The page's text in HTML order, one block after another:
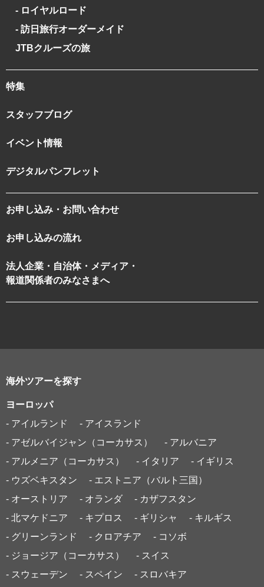
- ロイヤルロード
- 訪日旅行オーダーメイド
JTBクルーズの旅
特集
スタッフブログ
イベント情報
デジタルパンフレット
お申し込み・お問い合わせ
お申し込みの流れ
法人企業・自治体・メディア・
報道関係者のみなさまへ
海外ツアーを探す
ヨーロッパ
- アイルランド
- アイスランド
- アゼルバイジャン（コーカサス）
- アルバニア
- アルメニア（コーカサス）
- イタリア
- イギリス
- ウズベキスタン
- エストニア（バルト三国）
- オーストリア
- オランダ
- カザフスタン
- 北マケドニア
- キプロス - ギリシャ
- キルギス
- グリーンランド
- クロアチア
- コソボ
- ジョージア（コーカサス）
- スイス
- スウェーデン
- スペイン
- スロバキア